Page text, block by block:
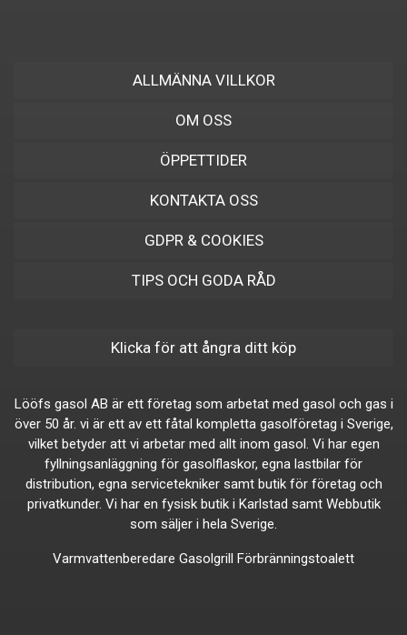
ALLMÄNNA VILLKOR
OM OSS
ÖPPETTIDER
KONTAKTA OSS
GDPR & COOKIES
TIPS OCH GODA RÅD
Klicka för att ångra ditt köp
Lööfs gasol AB är ett företag som arbetat med gasol och gas i
över 50 år. vi är ett av ett fåtal kompletta gasolföretag i Sverige,
vilket betyder att vi arbetar med allt inom gasol. Vi har egen
fyllningsanläggning för gasolflaskor, egna lastbilar för
distribution, egna servicetekniker samt butik för företag och
privatkunder. Vi har en fysisk butik i Karlstad samt Webbutik
som säljer i hela Sverige.
Varmvattenberedare Gasolgrill Förbränningstoalett